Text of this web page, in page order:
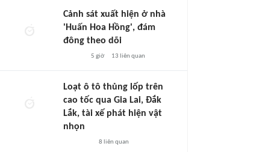
Cảnh sát xuất hiện ở nhà
'Huấn Hoa Hồng', đám
đông theo dõi
5 giờ 13 liên quan
Loạt ô tô thủng lốp trên
cao tốc qua Gia Lai, Đắk
Lắk, tài xế phát hiện vật
nhọn
8 liên quan